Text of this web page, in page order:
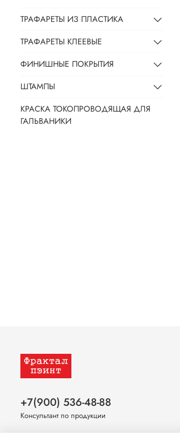
ТРАФАРЕТЫ ИЗ ПЛАСТИКА
ТРАФАРЕТЫ КЛЕЕВЫЕ
ФИНИШНЫЕ ПОКРЫТИЯ
ШТАМПЫ
КРАСКА ТОКОПРОВОДЯЩАЯ ДЛЯ
ГАЛЬВАНИКИ
+7(900) 536-48-88
Консультант по продукции